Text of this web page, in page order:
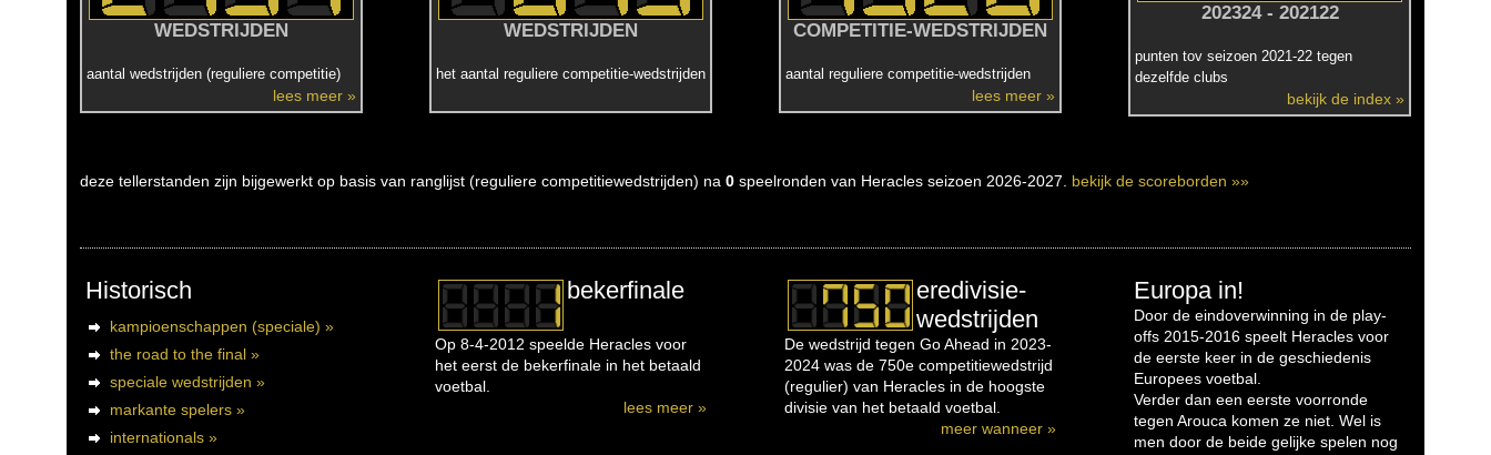
WEDSTRIJDEN
aantal wedstrijden (reguliere competitie)
lees meer »
WEDSTRIJDEN
het aantal reguliere competitie-wedstrijden
COMPETITIE-WEDSTRIJDEN
aantal reguliere competitie-wedstrijden
lees meer »
202324 - 202122
punten tov seizoen 2021-22 tegen
dezelfde clubs
bekijk de index »
deze tellerstanden zijn bijgewerkt op basis van ranglijst (reguliere competitiewedstrijden) na 0 speelronden van Heracles seizoen 2026-2027. bekijk de scoreborden »»
Historisch
kampioenschappen (speciale) »
the road to the final »
speciale wedstrijden »
markante spelers »
internationals »
bekerfinale
Op 8-4-2012 speelde Heracles voor
het eerst de bekerfinale in het betaald
voetbal.
lees meer »
eredivisie-
wedstrijden
De wedstrijd tegen Go Ahead in 2023-
2024 was de 750e competitiewedstrijd
(regulier) van Heracles in de hoogste
divisie van het betaald voetbal.
meer wanneer »
Europa in!
Door de eindoverwinning in de play-
offs 2015-2016 speelt Heracles voor
de eerste keer in de geschiedenis
Europees voetbal.
Verder dan een eerste voorronde
tegen Arouca komen ze niet. Wel is
men door de beide gelijke spelen nog